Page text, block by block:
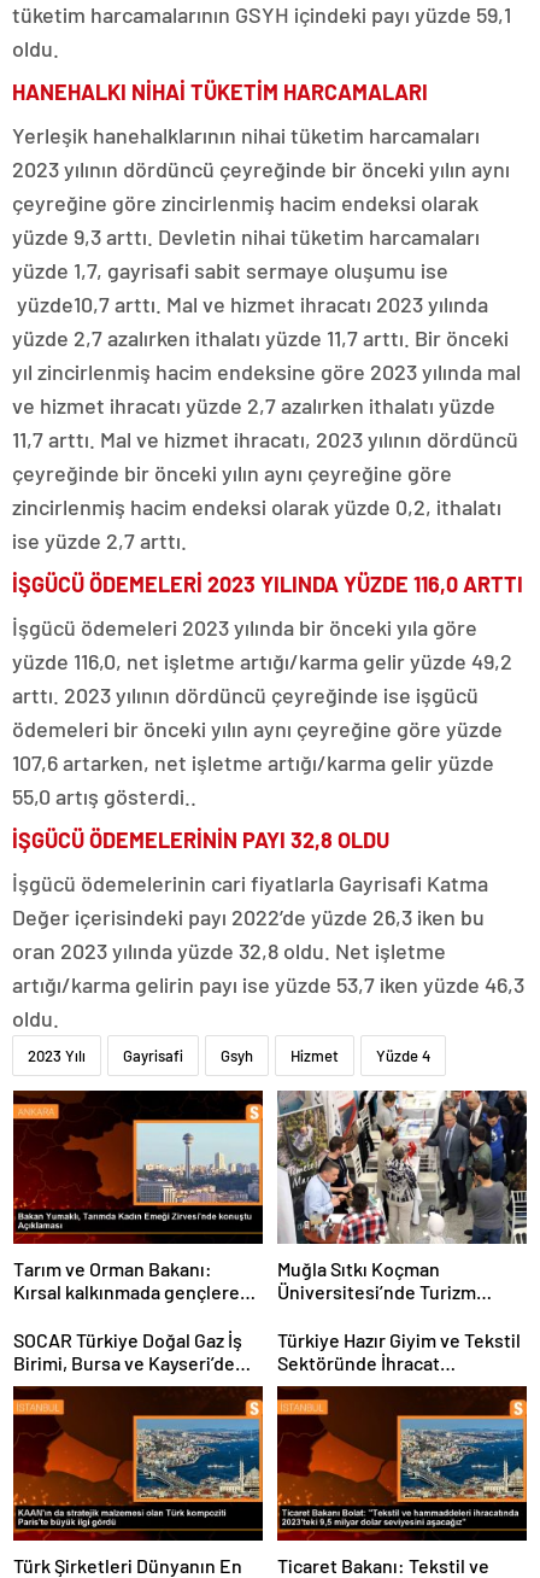
tüketim harcamalarının GSYH içindeki payı yüzde 59,1
oldu.
HANEHALKI NİHAİ TÜKETİM HARCAMALARI
Yerleşik hanehalklarının nihai tüketim harcamaları
2023 yılının dördüncü çeyreğinde bir önceki yılın aynı
çeyreğine göre zincirlenmiş hacim endeksi olarak
yüzde 9,3 arttı. Devletin nihai tüketim harcamaları
yüzde 1,7, gayrisafi sabit sermaye oluşumu ise
yüzde10,7 arttı. Mal ve hizmet ihracatı 2023 yılında
yüzde 2,7 azalırken ithalatı yüzde 11,7 arttı. Bir önceki
yıl zincirlenmiş hacim endeksine göre 2023 yılında mal
ve hizmet ihracatı yüzde 2,7 azalırken ithalatı yüzde
11,7 arttı. Mal ve hizmet ihracatı, 2023 yılının dördüncü
çeyreğinde bir önceki yılın aynı çeyreğine göre
zincirlenmiş hacim endeksi olarak yüzde 0,2, ithalatı
ise yüzde 2,7 arttı.
İŞGÜCÜ ÖDEMELERİ 2023 YILINDA YÜZDE 116,0 ARTTI
İşgücü ödemeleri 2023 yılında bir önceki yıla göre
yüzde 116,0, net işletme artığı/karma gelir yüzde 49,2
arttı. 2023 yılının dördüncü çeyreğinde ise işgücü
ödemeleri bir önceki yılın aynı çeyreğine göre yüzde
107,6 artarken, net işletme artığı/karma gelir yüzde
55,0 artış gösterdi..
İŞGÜCÜ ÖDEMELERİNİN PAYI 32,8 OLDU
İşgücü ödemelerinin cari fiyatlarla Gayrisafi Katma
Değer içerisindeki payı 2022’de yüzde 26,3 iken bu
oran 2023 yılında yüzde 32,8 oldu. Net işletme
artığı/karma gelirin payı ise yüzde 53,7 iken yüzde 46,3
oldu.
2023 Yılı Gayrisafi Gsyh Hizmet Yüzde 4
Tarım ve Orman Bakanı:
Kırsal kalkınmada gençlere
yapıyoruz
Muğla Sıtkı Koçman
Üniversitesi’nde Turizm
Buluştu
SOCAR Türkiye Doğal Gaz İş
Birimi, Bursa ve Kayseri’de
Şebeke Uzunluğunu Artıracak
Türkiye Hazır Giyim ve Tekstil
Sektöründe İhracat
Hedeflerini Açıkladı
Türk Şirketleri Dünyanın En
Ticaret Bakanı: Tekstil ve